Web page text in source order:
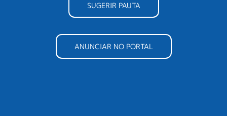
SUGERIR PAUTA
ANUNCIAR NO PORTAL